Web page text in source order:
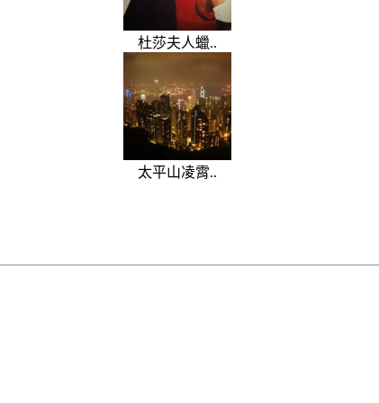
杜莎夫人蠟..
太平山凌霄..